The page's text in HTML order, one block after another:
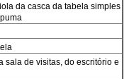
da casca da tabela simples
sala de visitas, do escritório e